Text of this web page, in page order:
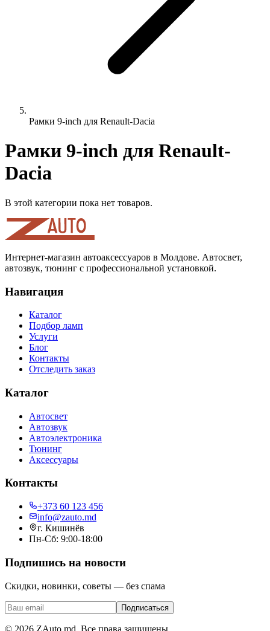
Рамки 9-inch для Renault-Dacia
Рамки 9-inch для Renault-
Dacia
В этой категории пока нет товаров.
Интернет-магазин автоаксессуаров в Молдове. Автосвет,
автозвук, тюнинг с профессиональной установкой.
Навигация
Каталог
Подбор ламп
Услуги
Блог
Контакты
Отследить заказ
Каталог
Автосвет
Автозвук
Автоэлектроника
Тюнинг
Аксессуары
Контакты
+373 60 123 456
info@zauto.md
г. Кишинёв
Пн-Сб: 9:00-18:00
Подпишись на новости
Скидки, новинки, советы — без спама
Подписаться
© 2026 ZAuto.md. Все права защищены